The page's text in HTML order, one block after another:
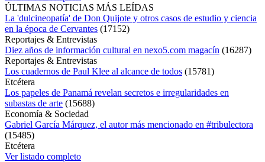
ÚLTIMAS NOTICIAS MÁS LEÍDAS
La 'dulcineopatía' de Don Quijote y otros casos de estudio y ciencia
en la época de Cervantes (17152)
Reportajes & Entrevistas
Diez años de información cultural en nexo5.com magacín (16287)
Reportajes & Entrevistas
Los cuadernos de Paul Klee al alcance de todos (15781)
Etcétera
Los papeles de Panamá revelan secretos e irregularidades en
subastas de arte (15688)
Economía & Sociedad
Gabriel García Márquez, el autor más mencionado en #tribulectora
(15485)
Etcétera
Ver listado completo